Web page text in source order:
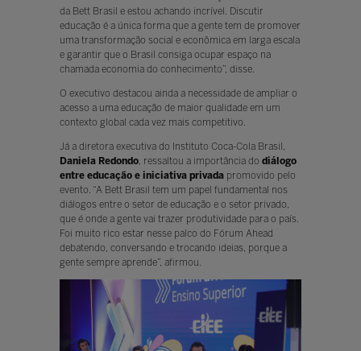
da Bett Brasil e estou achando incrível. Discutir
educação é a única forma que a gente tem de promover
uma transformação social e econômica em larga escala
e garantir que o Brasil consiga ocupar espaço na
chamada economia do conhecimento”, disse.
O executivo destacou ainda a necessidade de ampliar o
acesso a uma educação de maior qualidade em um
contexto global cada vez mais competitivo.
Já a diretora executiva do Instituto Coca-Cola Brasil,
Daniela Redondo, ressaltou a importância do diálogo
entre educação e iniciativa privadapromovido pelo
evento. “A Bett Brasil tem um papel fundamental nos
diálogos entre o setor de educação e o setor privado,
que é onde a gente vai trazer produtividade para o país.
Foi muito rico estar nesse palco do Fórum Ahead
debatendo, conversando e trocando ideias, porque a
gente sempre aprende”, afirmou.